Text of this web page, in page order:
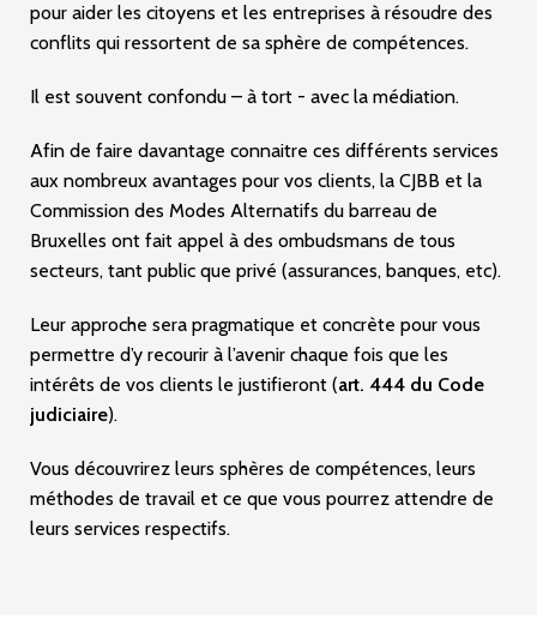
pour aider les citoyens et les entreprises à résoudre des
conflits qui ressortent de sa sphère de compétences.
Il est souvent confondu – à tort - avec la médiation.
Afin de faire davantage connaitre ces différents services
aux nombreux avantages pour vos clients, la CJBB et la
Commission des Modes Alternatifs du barreau de
Bruxelles ont fait appel à des ombudsmans de tous
secteurs, tant public que privé (assurances, banques, etc).
Leur approche sera pragmatique et concrète pour vous
permettre d’y recourir à l’avenir chaque fois que les
intérêts de vos clients le justifieront (art. 444 du Code
judiciaire).
Vous découvrirez leurs sphères de compétences, leurs
méthodes de travail et ce que vous pourrez attendre de
leurs services respectifs.